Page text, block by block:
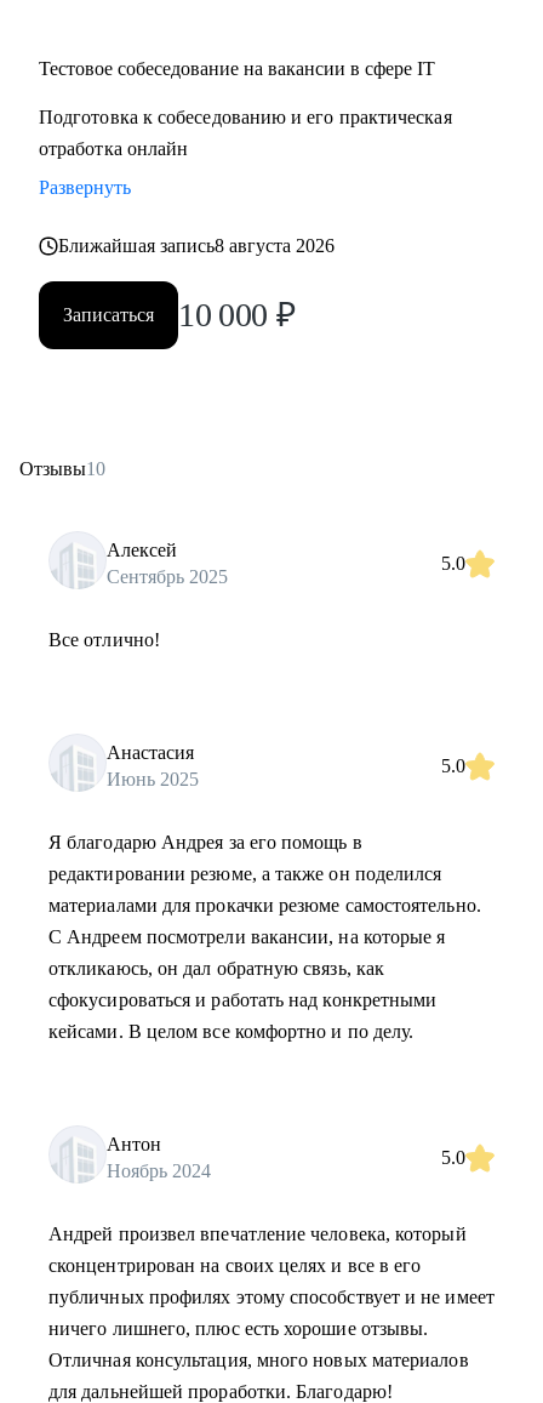
Тестовое собеседование на вакансии в сфере IT
Подготовка к собеседованию и его практическая
отработка онлайн
Развернуть
Ближайшая запись8 августа 2026
Записаться 10 000 ₽
Отзывы10
Алексей
Сентябрь 2025
5.0
Все отлично!
Анастасия
Июнь 2025
5.0
Я благодарю Андрея за его помощь в
редактировании резюме, а также он поделился
материалами для прокачки резюме самостоятельно.
С Андреем посмотрели вакансии, на которые я
откликаюсь, он дал обратную связь, как
сфокусироваться и работать над конкретными
кейсами. В целом все комфортно и по делу.
Антон
Ноябрь 2024
5.0
Андрей произвел впечатление человека, который
сконцентрирован на своих целях и все в его
публичных профилях этому способствует и не имеет
ничего лишнего, плюс есть хорошие отзывы.
Отличная консультация, много новых материалов
для дальнейшей проработки. Благодарю!